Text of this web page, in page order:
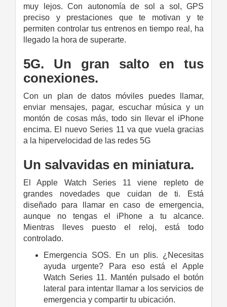
muy lejos. Con autonomía de sol a sol, GPS
preciso y prestaciones que te motivan y te
permiten controlar tus entrenos en tiempo real, ha
llegado la hora de superarte.
5G. Un gran salto en tus
conexiones.
Con un plan de datos móviles puedes llamar,
enviar mensajes, pagar, escuchar música y un
montón de cosas más, todo sin llevar el iPhone
encima. El nuevo Series 11 va que vuela gracias
a la hipervelocidad de las redes 5G
Un salvavidas en miniatura.
El Apple Watch Series 11 viene repleto de
grandes novedades que cuidan de ti. Está
diseñado para llamar en caso de emergencia,
aunque no tengas el iPhone a tu alcance.
Mientras lleves puesto el reloj, está todo
controlado.
Emergencia SOS. En un plis. ¿Necesitas
ayuda urgente? Para eso está el Apple
Watch Series 11. Mantén pulsado el botón
lateral para intentar llamar a los servicios de
emergencia y compartir tu ubicación.